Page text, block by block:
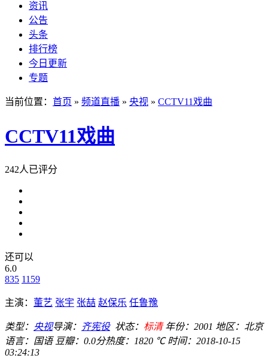
资讯
公告
头条
排行榜
今日更新
专题
当前位置： 首页 » 频道直播 » 央视 » CCTV11戏曲
CCTV11戏曲
242人已评分
还可以
6.0
835 1159
主演： 董艺 张宇 张喆 赵保乐 任鲁豫
类型： 央视导演： 齐宪役 状态： 标清 年份： 2001 地区： 北京
语言： 国语 豆瓣：0.0分热度：1820 ℃ 时间： 2018-10-15
03:24:13